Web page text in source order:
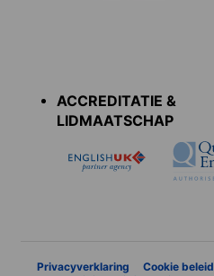
ACCREDITATIE &
LIDMAATSCHAP
Privacyverklaring Cookie beleid